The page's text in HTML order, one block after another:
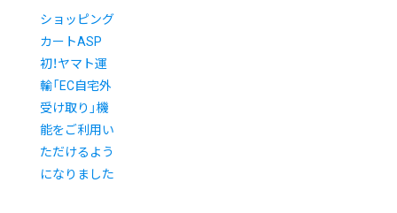
ショッピング
カートASP
初！ヤマト運
輸「EC自宅外
受け取り」機
能をご利用い
ただけるよう
になりました